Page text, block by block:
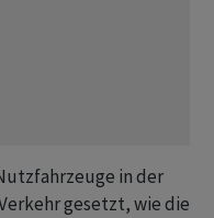
in der
gesetzt, wie die